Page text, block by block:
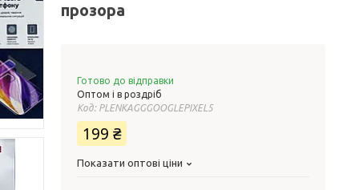
прозора
Готово до відправки
Оптом і в роздріб
Код: PLENKAGGGOOGLEPIXEL5
199 ₴
Показати оптові ціни